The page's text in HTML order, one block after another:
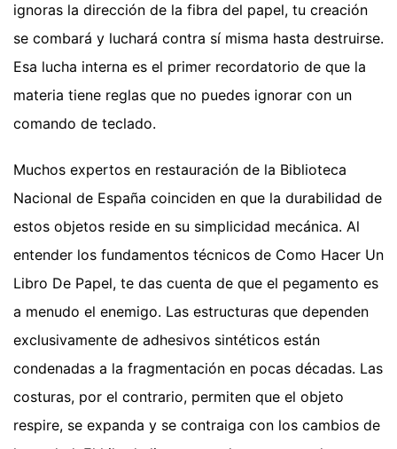
ignoras la dirección de la fibra del papel, tu creación
se combará y luchará contra sí misma hasta destruirse.
Esa lucha interna es el primer recordatorio de que la
materia tiene reglas que no puedes ignorar con un
comando de teclado.
Muchos expertos en restauración de la Biblioteca
Nacional de España coinciden en que la durabilidad de
estos objetos reside en su simplicidad mecánica. Al
entender los fundamentos técnicos de Como Hacer Un
Libro De Papel, te das cuenta de que el pegamento es
a menudo el enemigo. Las estructuras que dependen
exclusivamente de adhesivos sintéticos están
condenadas a la fragmentación en pocas décadas. Las
costuras, por el contrario, permiten que el objeto
respire, se expanda y se contraiga con los cambios de